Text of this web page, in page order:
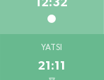
12:32
YATSI
21:11